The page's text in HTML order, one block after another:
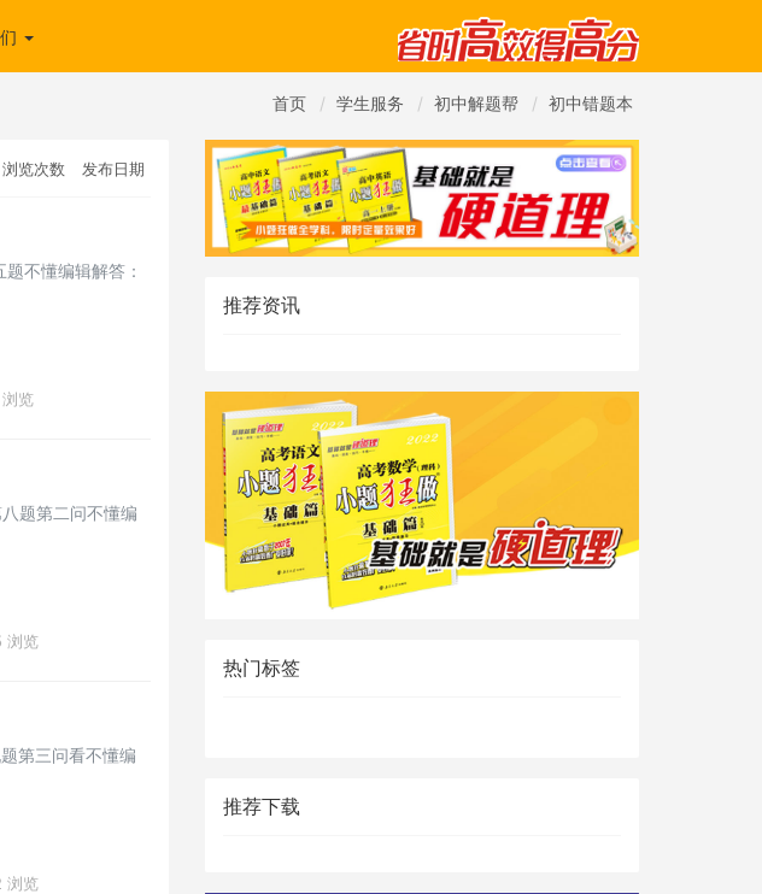
首页 学生服务 初中解题帮 初中错题本
浏览次数 发布日期
不懂编辑解答：
览
题第二问不懂编
浏览
第三问看不懂编
浏览
推荐资讯
热门标签
推荐下载